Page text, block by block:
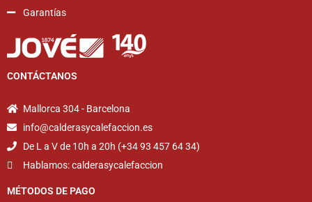
Garantías
CONTÁCTANOS
Mallorca 304 - Barcelona
info@calderasycalefaccion.es
De L a V de 10h a 20h (+34 93 457 64 34)
Hablamos: calderasycalefaccion
MÉTODOS DE PAGO